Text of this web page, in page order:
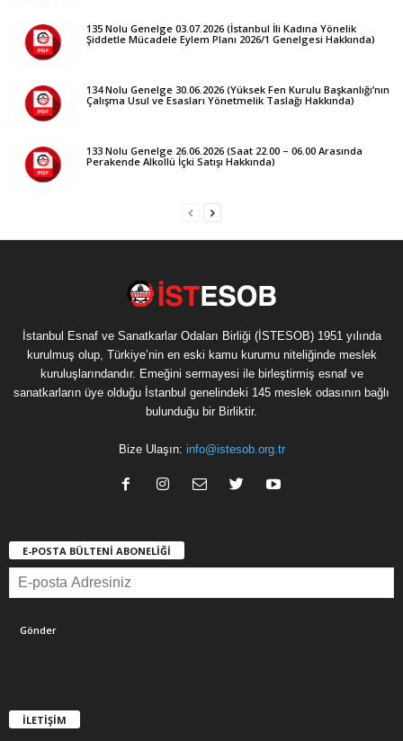
135 Nolu Genelge 03.07.2026 (İstanbul İli Kadına Yönelik
Şiddetle Mücadele Eylem Planı 2026/1 Genelgesi Hakkında)
134 Nolu Genelge 30.06.2026 (Yüksek Fen Kurulu Başkanlığı’nın
Çalışma Usul ve Esasları Yönetmelik Taslağı Hakkında)
133 Nolu Genelge 26.06.2026 (Saat 22.00 – 06.00 Arasında
Perakende Alkollü İçki Satışı Hakkında)
İstanbul Esnaf ve Sanatkarlar Odaları Birliği (İSTESOB) 1951 yılında
kurulmuş olup, Türkiye’nin en eski kamu kurumu niteliğinde meslek
kuruluşlarındandır. Emeğini sermayesi ile birleştirmiş esnaf ve
sanatkarların üye olduğu İstanbul genelindeki 145 meslek odasının bağlı
bulunduğu bir Birliktir.
Bize Ulaşın: info@istesob.org.tr
E-POSTA BÜLTENİ ABONELİĞİ
İLETİŞİM